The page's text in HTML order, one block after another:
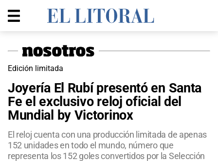
Edición limitada
Joyería El Rubí presentó en Santa
Fe el exclusivo reloj oficial del
Mundial by Victorinox
El reloj cuenta con una producción limitada de apenas
152 unidades en todo el mundo, número que
representa los 152 goles convertidos por la Selección